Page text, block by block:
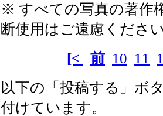
※ すべての写真の著作
断使用はご遠慮くださ
[<
前 10 11
以下の「投稿する」ボ
付けています。